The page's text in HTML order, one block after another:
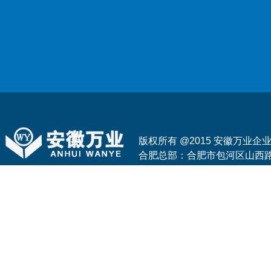
版权所有 @2015 安徽万业企
合肥总部：合肥市包河区山西